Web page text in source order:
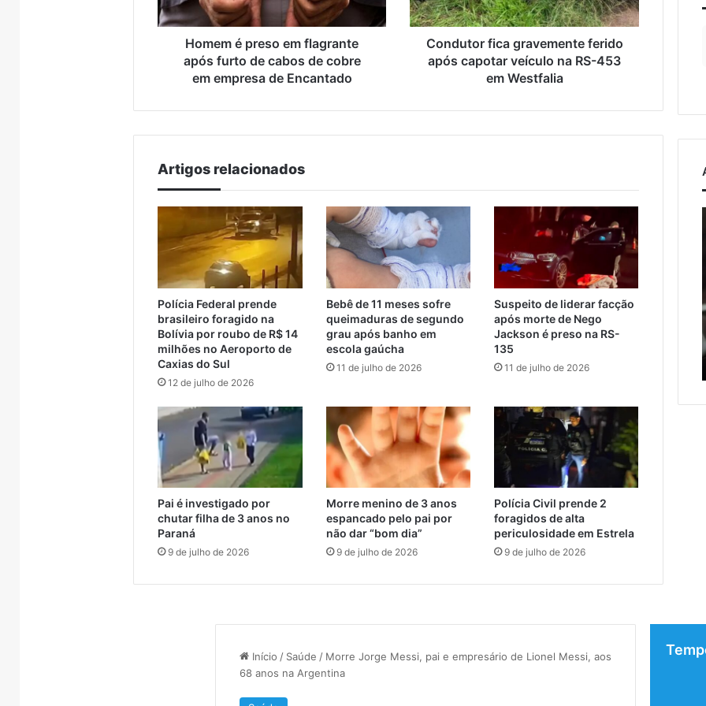
de
cabos
cobre
de
Homem é preso em flagrante
após furto de cabos de cobre
em empresa de Encantado
na
RS-
453Condutor fica gravemente ferido
após capotar veículo na RS-453
em Westfalia
Artigos relacionados
Polícia Federal prende
brasileiro foragido na
Bolívia por roubo de R$ 14
milhões no Aeroporto de
Caxias do Sul
12 de julho de 2026
Bebê de 11 meses sofre
queimaduras de segundo
grau após banho em
escola gaúcha
11 de julho de 2026
Suspeito de liderar facção
após morte de Nego
Jackson é preso na RS-
135
11 de julho de 2026
Pai é investigado por
chutar filha de 3 anos no
Paraná
9 de julho de 2026
Morre menino de 3 anos
espancado pelo pai por
não dar “bom dia”
9 de julho de 2026
Polícia Civil prende 2
foragidos de alta
periculosidade em Estrela
9 de julho de 2026
profissionais
7 de agosto de 2026
Turisvales 2026 recebe
1200 profissionais do
trade turístico
Importação
de
veículos
chineses
supera
compras
externas
do
Brasil
7 de agosto de 2026
Importação de veículos
chineses mais que dobra e
já supera metade das
compras externas do
Brasil
entre
Sales
Muçum
liberada
após
serviços
7 de agosto de 2026
Estrada entre Roca Sales e
Muçum é liberada após
serviços de manutenção